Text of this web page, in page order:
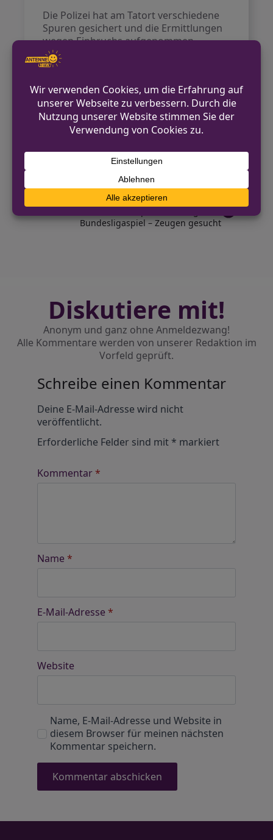
Die Polizei hat am Tatort verschiedene
Spuren gesichert und die Ermittlungen
wegen Einbruchs aufgenommen.
Allgemeine Kontaktmöglichkeiten
der Polizei Rhein-Sieg-Kreis
https://www.polizei.nrw/rhein-sieg-
kreis.
VORHERIGER BEITRAG
Essen: Räuber bedroht Kassiererin mit
Schusswaffe
NÄCHSTER BEITRAG
Bundesligaspiel – Zeugen gesucht
Diskutiere mit!
Anonym und ganz ohne Anmeldezwang!
Alle Kommentare werden von unserer Redaktion im
Vorfeld geprüft.
Schreibe einen Kommentar
Deine E-Mail-Adresse wird nicht
veröffentlicht.
Erforderliche Felder sind mit* markiert
Kommentar*
Name *
E-Mail-Adresse *
Website
Name, E-Mail-Adresse und Website in
diesem Browser für meinen nächsten
Kommentar speichern.